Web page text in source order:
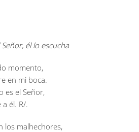
él lo escucha
momento,
en mi boca.
es el Señor,
a él. R/.
los malhechores,